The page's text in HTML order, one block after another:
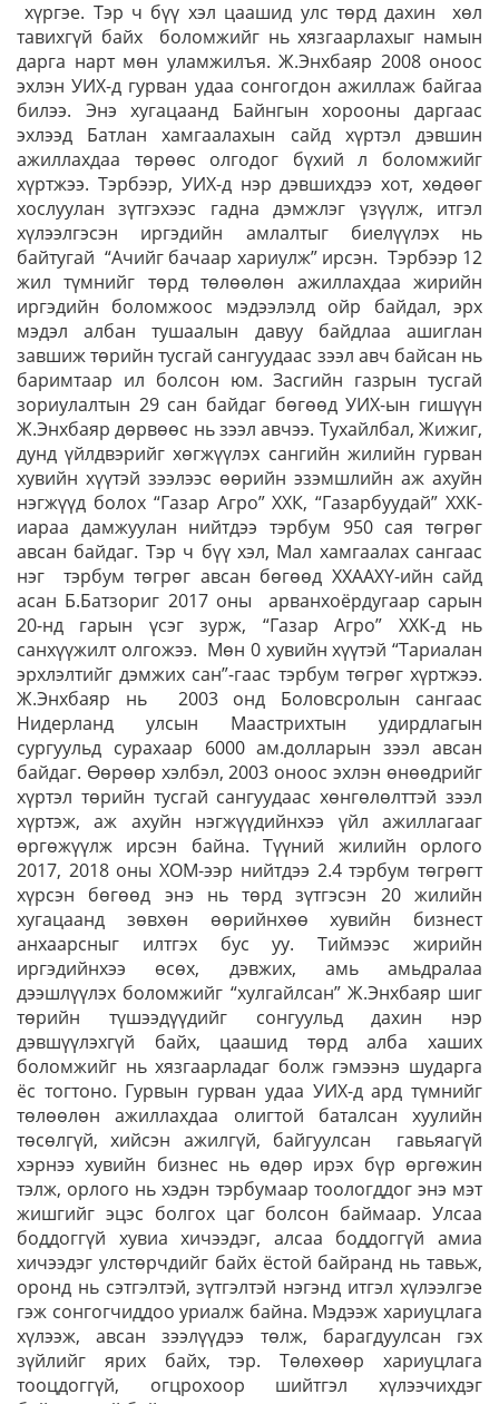
хүргэе. Тэр ч бүү хэл цаашид улс төрд дахин хөл
тавихгүй байх боломжийг нь хязгаарлахыг намын
дарга нарт мөн уламжилъя. Ж.Энхбаяр 2008 оноос
эхлэн УИХ-д гурван удаа сонгогдон ажиллаж байгаа
билээ. Энэ хугацаанд Байнгын хорооны даргаас
эхлээд Батлан хамгаалахын сайд хүртэл дэвшин
ажиллахдаа төрөөс олгодог бүхий л боломжийг
хүртжээ. Тэрбээр, УИХ-д нэр дэвшихдээ хот, хөдөөг
хослуулан зүтгэхээс гадна дэмжлэг үзүүлж, итгэл
хүлээлгэсэн иргэдийн амлалтыг биелүүлэх нь
байтугай “Ачийг бачаар хариулж” ирсэн. Тэрбээр 12
жил түмнийг төрд төлөөлөн ажиллахдаа жирийн
иргэдийн боломжоос мэдээлэлд ойр байдал, эрх
мэдэл албан тушаалын давуу байдлаа ашиглан
завшиж төрийн тусгай сангуудаас зээл авч байсан нь
баримтаар ил болсон юм. Засгийн газрын тусгай
зориулалтын 29 сан байдаг бөгөөд УИХ-ын гишүүн
Ж.Энхбаяр дөрвөөс нь зээл авчээ. Тухайлбал, Жижиг,
дунд үйлдвэрийг хөгжүүлэх сангийн жилийн гурван
хувийн хүүтэй зээлээс өөрийн эзэмшлийн аж ахуйн
нэгжүүд болох “Газар Агро” ХХК, “Газарбуудай” ХХК-
иараа дамжуулан нийтдээ тэрбум 950 сая төгрөг
авсан байдаг. Тэр ч бүү хэл, Мал хамгаалах сангаас
нэг тэрбум төгрөг авсан бөгөөд ХХААХҮ-ийн сайд
асан Б.Батзориг 2017 оны арванхоёрдугаар сарын
20-нд гарын үсэг зурж, “Газар Агро” ХХК-д нь
санхүүжилт олгожээ. Мөн 0 хувийн хүүтэй “Тариалан
эрхлэлтийг дэмжих сан”-гаас тэрбум төгрөг хүртжээ.
Ж.Энхбаяр нь 2003 онд Боловсролын сангаас
Нидерланд улсын Маастрихтын удирдлагын
сургуульд сурахаар 6000 ам.долларын зээл авсан
байдаг. Өөрөөр хэлбэл, 2003 оноос эхлэн өнөөдрийг
хүртэл төрийн тусгай сангуудаас хөнгөлөлттэй зээл
хүртэж, аж ахуйн нэгжүүдийнхээ үйл ажиллагааг
өргөжүүлж ирсэн байна. Түүний жилийн орлого
2017, 2018 оны ХОМ-ээр нийтдээ 2.4 тэрбум төгрөгт
хүрсэн бөгөөд энэ нь төрд зүтгэсэн 20 жилийн
хугацаанд зөвхөн өөрийнхөө хувийн бизнест
анхаарсныг илтгэх бус уу. Тиймээс жирийн
иргэдийнхээ өсөх, дэвжих, амь амьдралаа
дээшлүүлэх боломжийг “хулгайлсан” Ж.Энхбаяр шиг
төрийн түшээдүүдийг сонгуульд дахин нэр
дэвшүүлэхгүй байх, цаашид төрд алба хаших
боломжийг нь хязгаарладаг болж гэмээнэ шударга
ёс тогтоно. Гурвын гурван удаа УИХ-д ард түмнийг
төлөөлөн ажиллахдаа олигтой баталсан хуулийн
төсөлгүй, хийсэн ажилгүй, байгуулсан гавьяагүй
хэрнээ хувийн бизнес нь өдөр ирэх бүр өргөжин
тэлж, орлого нь хэдэн тэрбумаар тоологддог энэ мэт
жишгийг эцэс болгох цаг болсон баймаар. Улсаа
боддоггүй хувиа хичээдэг, алсаа боддоггүй амиа
хичээдэг улстөрчдийг байх ёстой байранд нь тавьж,
оронд нь сэтгэлтэй, зүтгэлтэй нэгэнд итгэл хүлээлгэе
гэж сонгогчиддоо уриалж байна. Мэдээж хариуцлага
хүлээж, авсан зээлүүдээ төлж, барагдуулсан гэх
зүйлийг ярих байх, тэр. Төлөхөөр хариуцлага
тооцдоггүй, огцрохоор шийтгэл хүлээчихдэг